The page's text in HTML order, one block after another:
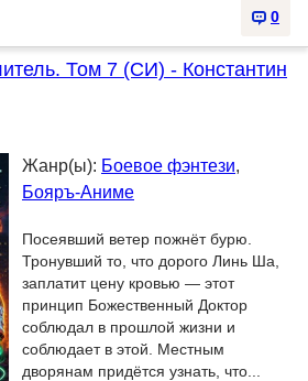
0
Том 7 (СИ) - Константин
Жанр(ы): Боевое фэнтези,
Бояръ-Аниме
Посеявший ветер пожнёт бурю.
Тронувший то, что дорого Линь Ша,
заплатит цену кровью — этот
принцип Божественный Доктор
соблюдал в прошлой жизни и
соблюдает в этой. Местным
дворянам придётся узнать, что...